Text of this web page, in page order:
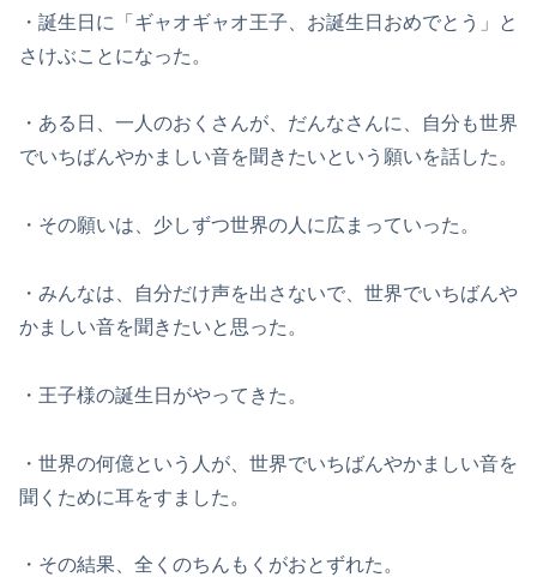
・誕生日に「ギャオギャオ王子、お誕生日おめでとう」と
さけぶことになった。
・ある日、一人のおくさんが、だんなさんに、自分も世界
でいちばんやかましい音を聞きたいという願いを話した。
・その願いは、少しずつ世界の人に広まっていった。
・みんなは、自分だけ声を出さないで、世界でいちばんや
かましい音を聞きたいと思った。
・王子様の誕生日がやってきた。
・世界の何億という人が、世界でいちばんやかましい音を
聞くために耳をすました。
・その結果、全くのちんもくがおとずれた。